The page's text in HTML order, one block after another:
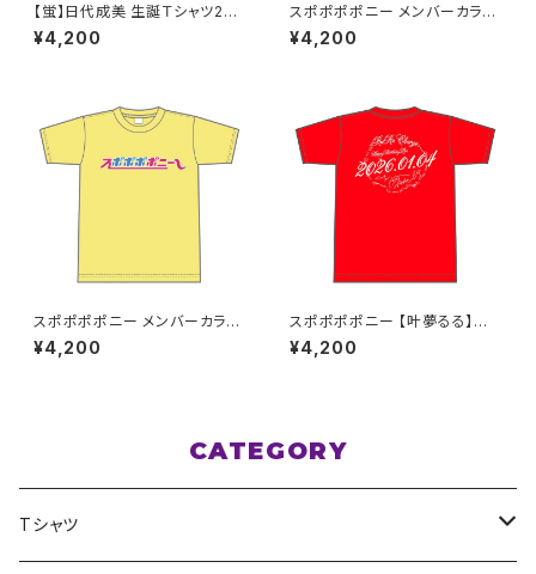
【蛍】日代成美 生誕Ｔシャツ202
5 XXL〜XXXLサイズ
¥4,200
スポポポポニー メンバーカラー
シンプルデザイン ロゴTシャツ
ピンク XXL〜XXXLサイズ
¥4,200
スポポポポニー メンバーカラー
シンプルデザイン ロゴTシャツ
イエロー XXL〜XXXLサイズ
¥4,200
スポポポポニー 【叶夢るる】生
誕祭Tシャツ レッド XXL〜XXX
Lサイズ
¥4,200
CATEGORY
Tシャツ